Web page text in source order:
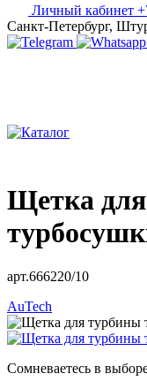
Личный кабинет
Санкт-Петербург,
Щетка
арт.666220/10
AuTech
Сомневаетесь в